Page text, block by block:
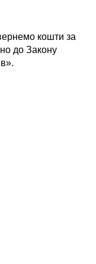
кошти за
до Закону